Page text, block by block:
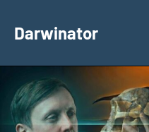
InhaltDarwinator
Evolutionsbiologie